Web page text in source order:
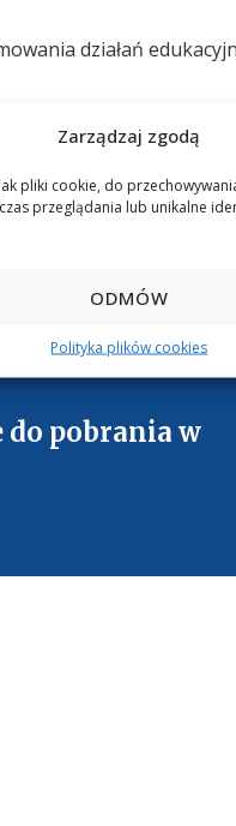
Zarządzaj zgodą
pliki cookie, do
przeglądania lub unikalne
ODMÓW
Polityka plików cookies
działań
z uczniami z
–
stopniu.
studiów.
pobrania w